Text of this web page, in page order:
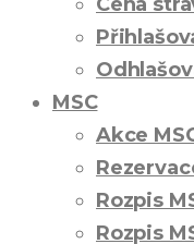
MSC
Akce
Rozpis
Rozpis